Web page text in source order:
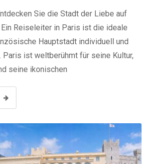
Sie die Stadt der Liebe auf
Reiseleiter in Paris ist die ideale
Hauptstadt individuell und
Paris ist weltberühmt für seine Kultur,
seine ikonischen
sondern auch versteckte Ecken